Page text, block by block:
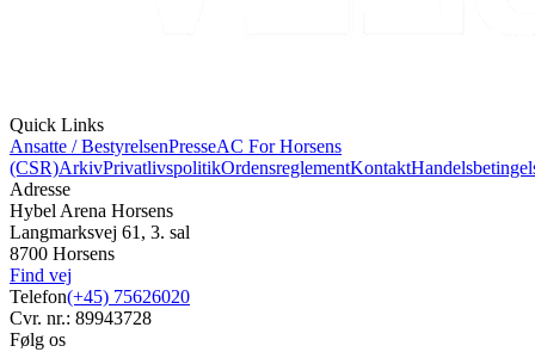
Quick Links
Ansatte / BestyrelsenPresseAC For Horsens
(CSR)ArkivPrivatlivspolitikOrdensreglementKontakt
Adresse
Hybel Arena Horsens
Langmarksvej 61, 3. sal
8700 Horsens
Find vej
Telefon(+45) 75626020
Cvr. nr.: 89943728
Følg os